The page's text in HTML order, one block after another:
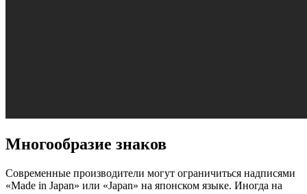
Многообразие знаков
Современные производители могут ограничиться надписями
«Made in Japan» или «Japan» на японском языке. Иногда на